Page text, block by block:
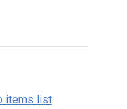
items list